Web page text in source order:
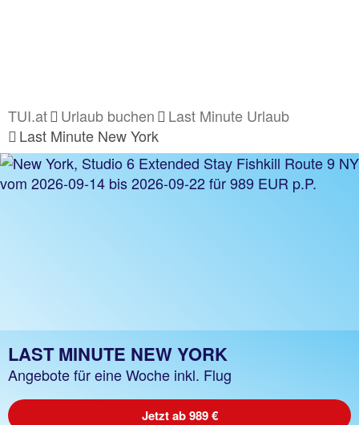
TUI.at Urlaub buchen
Last Minute Urlaub
Last Minute New York
LAST MINUTE NEW YORK
Angebote für eine Woche inkl. Flug
Jetzt ab 989 €